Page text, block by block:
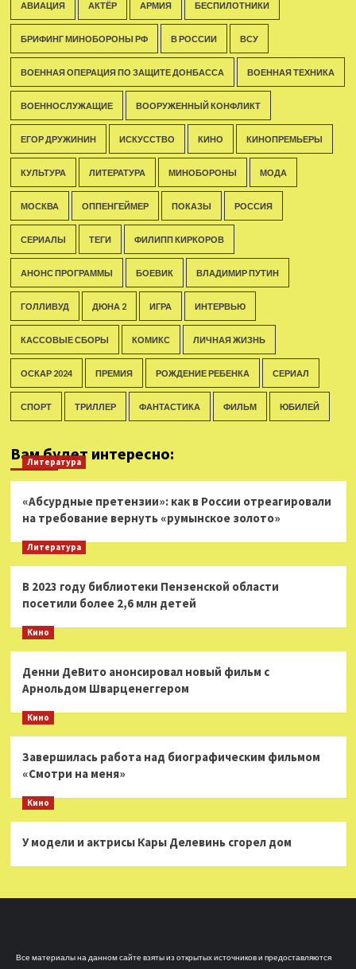
АВИАЦИЯ АКТЁР АРМИЯ БЕСПИЛОТНИКИ
БРИФИНГ МИНОБОРОНЫ РФ В РОССИИ ВСУ
ВОЕННАЯ ОПЕРАЦИЯ ПО ЗАЩИТЕ ДОНБАССА ВОЕННАЯ ТЕХНИКА
ВОЕННОСЛУЖАЩИЕ ВООРУЖЕННЫЙ КОНФЛИКТ
ЕГОР ДРУЖИНИН ИСКУССТВО КИНО КИНОПРЕМЬЕРЫ
КУЛЬТУРА ЛИТЕРАТУРА МИНОБОРОНЫ МОДА
МОСКВА ОППЕНГЕЙМЕР ПОКАЗЫ РОССИЯ
СЕРИАЛЫ ТЕГИ ФИЛИПП КИРКОРОВ
АНОНС ПРОГРАММЫ БОЕВИК ВЛАДИМИР ПУТИН
ГОЛЛИВУД ДЮНА 2 ИГРА ИНТЕРВЬЮ
КАССОВЫЕ СБОРЫ КОМИКС ЛИЧНАЯ ЖИЗНЬ
ОСКАР 2024 ПРЕМИЯ РОЖДЕНИЕ РЕБЕНКА СЕРИАЛ
СПОРТ ТРИЛЛЕР ФАНТАСТИКА ФИЛЬМ ЮБИЛЕЙ
Вам будет интересно:
Литература
«Абсурдные претензии»: как в России отреагировали
на требование вернуть «румынское золото»
Литература
В 2023 году библиотеки Пензенской области
посетили более 2,6 млн детей
Кино
Денни ДеВито анонсировал новый фильм с
Арнольдом Шварценеггером
Кино
Завершилась работа над биографическим фильмом
«Смотри на меня»
Кино
У модели и актрисы Кары Делевинь сгорел дом
Все материалы на данном сайте взяты из открытых источников и предоставляются